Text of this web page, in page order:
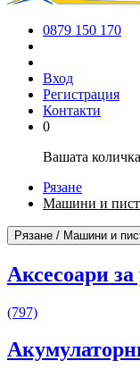
0879 150 170
Вход
Регистрация
Контакти
0
Вашата
Рязане
Машини и
Рязане / Машини
Аксесоари
(797)